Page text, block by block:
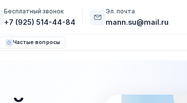
Бесплатный звонок
+7 (925) 514-44-84
Эл. почта
mann.su@mail.ru
Частые вопросы